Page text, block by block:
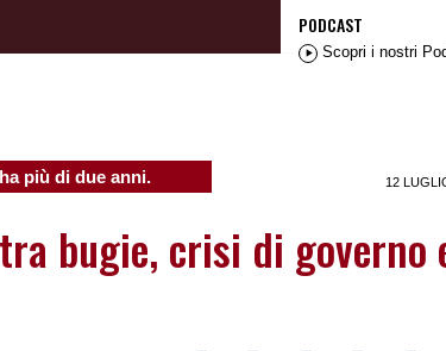
PODCAST
Scopri i nostri
più di due anni. 12
bugie, crisi di governo